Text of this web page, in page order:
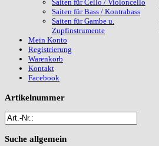
Saiten für Cello / Violoncello
Saiten für Bass / Kontrabass
Saiten für Gambe u.
Zupfinstrumente
Mein Konto
Registrierung
Warenkorb
Kontakt
Facebook
Artikelnummer
Suche allgemein